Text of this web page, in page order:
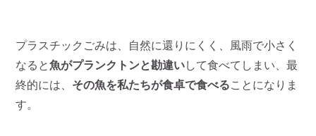
プラスチックごみは、自然に還りにくく、風雨で小さく
なると魚がプランクトンと勘違いして食べてしまい、最
終的には、 その魚を私たちが食卓で食べることになりま
す。